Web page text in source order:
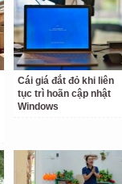
Cái giá đắt đỏ khi liên
tục trì hoãn cập nhật
Windows